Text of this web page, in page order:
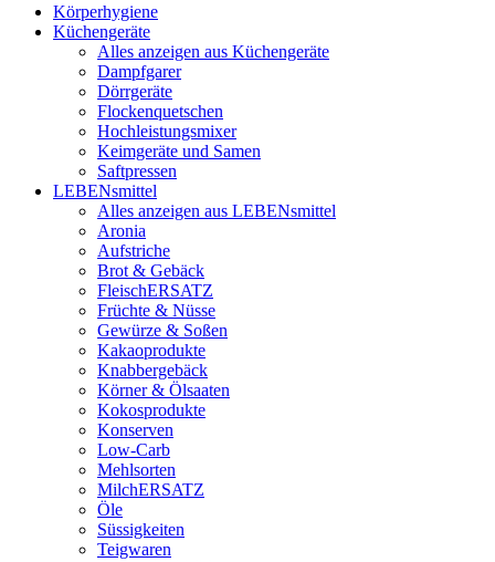
Körperhygiene
Küchengeräte
Alles anzeigen aus Küchengeräte
Dampfgarer
Dörrgeräte
Flockenquetschen
Hochleistungsmixer
Keimgeräte und Samen
Saftpressen
LEBENsmittel
Alles anzeigen aus LEBENsmittel
Aronia
Aufstriche
Brot & Gebäck
FleischERSATZ
Früchte & Nüsse
Gewürze & Soßen
Kakaoprodukte
Knabbergebäck
Körner & Ölsaaten
Kokosprodukte
Konserven
Low-Carb
Mehlsorten
MilchERSATZ
Öle
Süssigkeiten
Teigwaren